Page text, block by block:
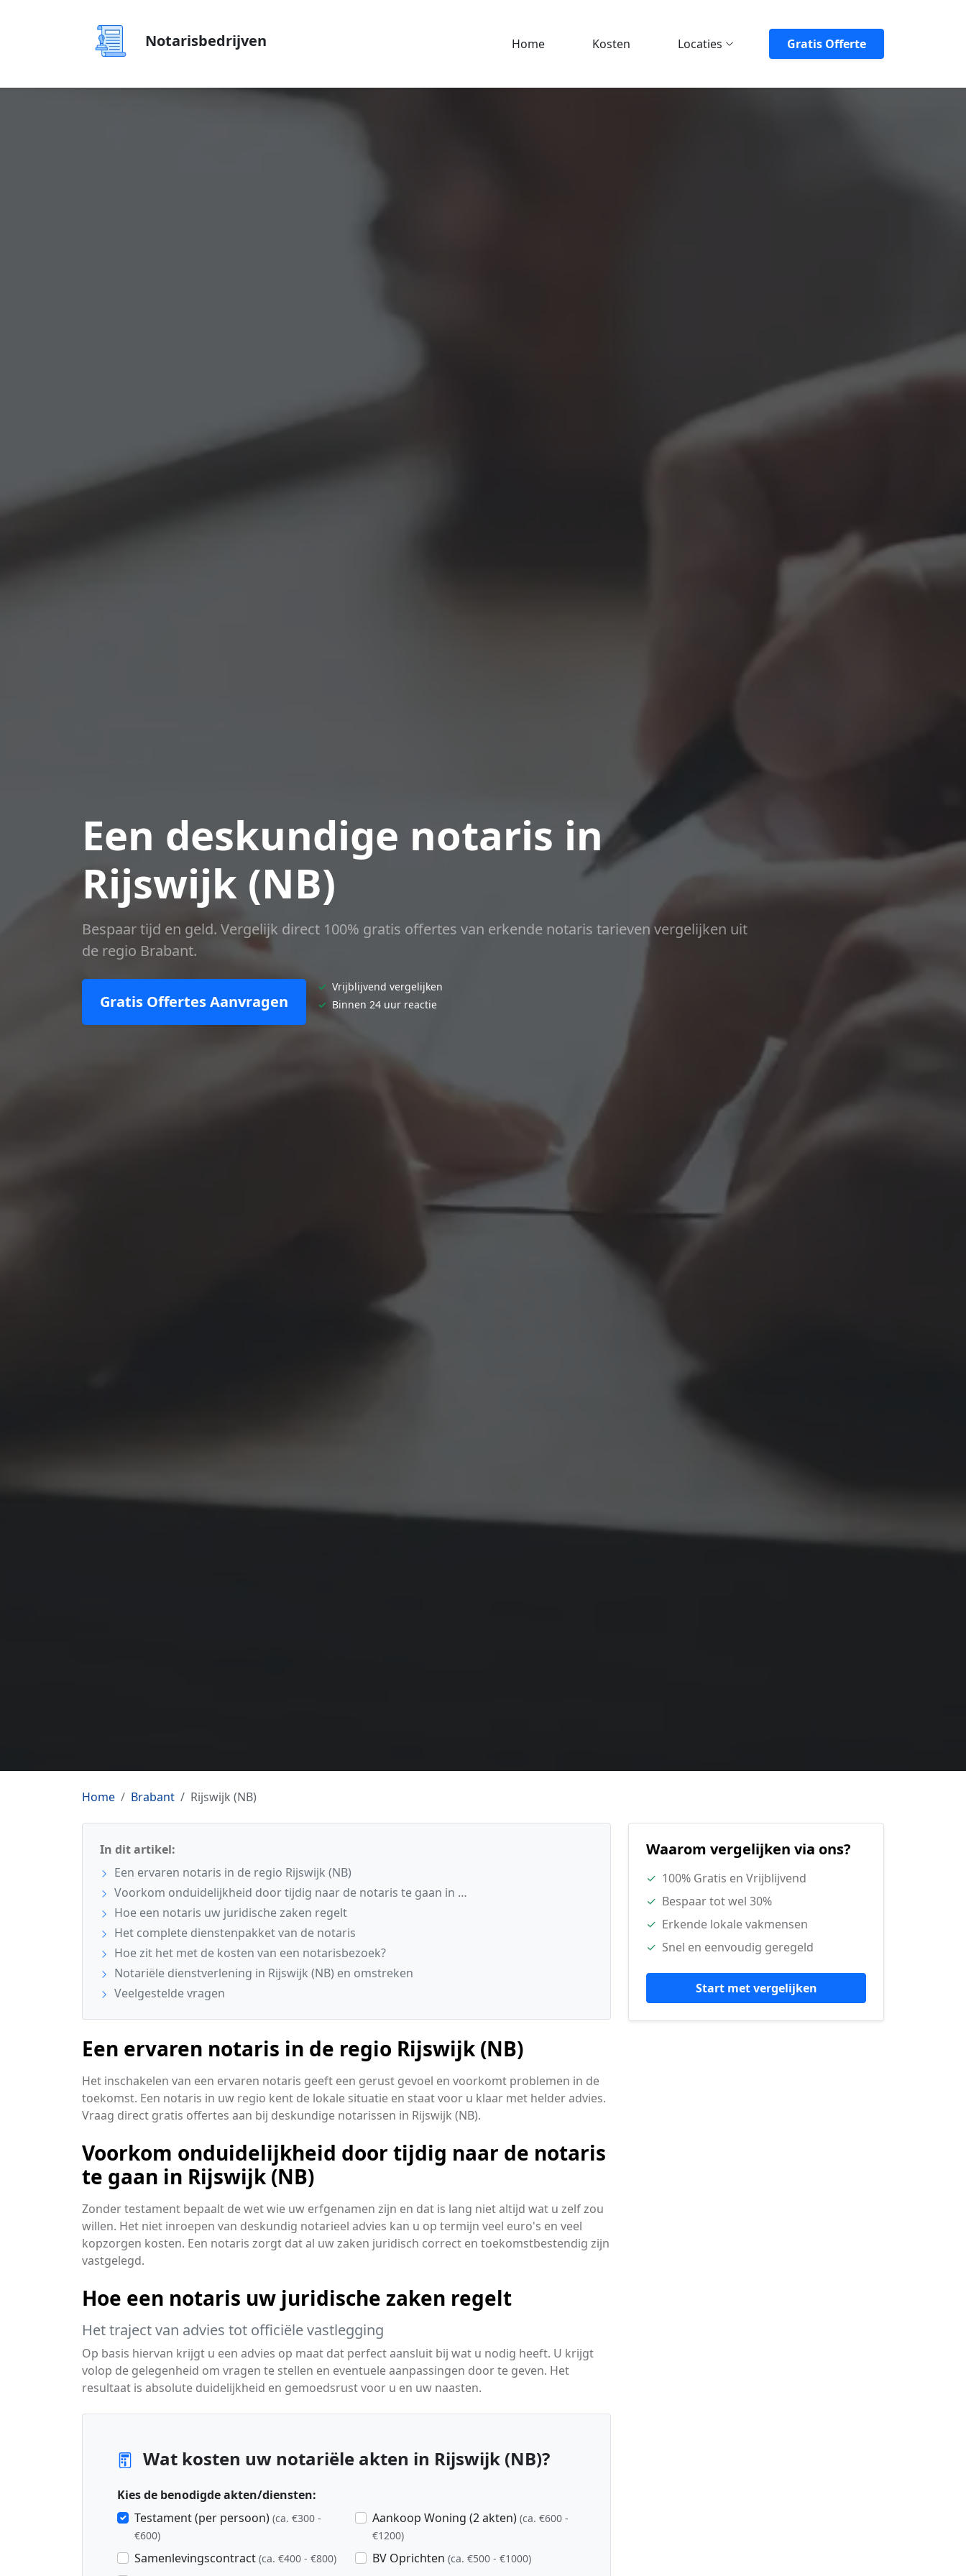
Notarisbedrijven Home Kosten Locaties Gratis Offerte
Een deskundige notaris in
Rijswijk (NB)
Bespaar tijd en geld. Vergelijk direct 100% gratis offertes van erkende notaris tarieven vergelijken uit
de regio Brabant.
Gratis Offertes Aanvragen
✓ Vrijblijvend vergelijken
✓ Binnen 24 uur reactie
Home Brabant Rijswijk (NB)
In dit artikel:
Een ervaren notaris in de regio Rijswijk (NB)
Voorkom onduidelijkheid door tijdig naar de notaris te gaan in …
Hoe een notaris uw juridische zaken regelt
Het complete dienstenpakket van de notaris
Hoe zit het met de kosten van een notarisbezoek?
Notariële dienstverlening in Rijswijk (NB) en omstreken
Veelgestelde vragen
Een ervaren notaris in de regio Rijswijk (NB)
Het inschakelen van een ervaren notaris geeft een gerust gevoel en voorkomt problemen in de
toekomst. Een notaris in uw regio kent de lokale situatie en staat voor u klaar met helder advies.
Vraag direct gratis offertes aan bij deskundige notarissen in Rijswijk (NB).
Voorkom onduidelijkheid door tijdig naar de notaris
te gaan in Rijswijk (NB)
Zonder testament bepaalt de wet wie uw erfgenamen zijn en dat is lang niet altijd wat u zelf zou
willen. Het niet inroepen van deskundig notarieel advies kan u op termijn veel euro's en veel
kopzorgen kosten. Een notaris zorgt dat al uw zaken juridisch correct en toekomstbestendig zijn
vastgelegd.
Hoe een notaris uw juridische zaken regelt
Het traject van advies tot officiële vastlegging
Op basis hiervan krijgt u een advies op maat dat perfect aansluit bij wat u nodig heeft. U krijgt
volop de gelegenheid om vragen te stellen en eventuele aanpassingen door te geven. Het
resultaat is absolute duidelijkheid en gemoedsrust voor u en uw naasten.
Wat kosten uw notariële akten in Rijswijk (NB)?
Kies de benodigde akten/diensten:
Testament (per persoon) (ca. €300 -
€600)
Samenlevingscontract (ca. €400 - €800)
Aankoop Woning (2 akten) (ca. €600 -
€1200)
BV Oprichten (ca. €500 - €1000)
Waarom vergelijken via ons?
✓ 100% Gratis en Vrijblijvend
✓ Bespaar tot wel 30%
✓ Erkende lokale vakmensen
✓ Snel en eenvoudig geregeld
Start met vergelijken